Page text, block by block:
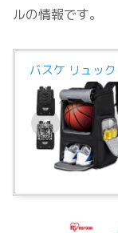
ルの情報です。
バスケ リュッ